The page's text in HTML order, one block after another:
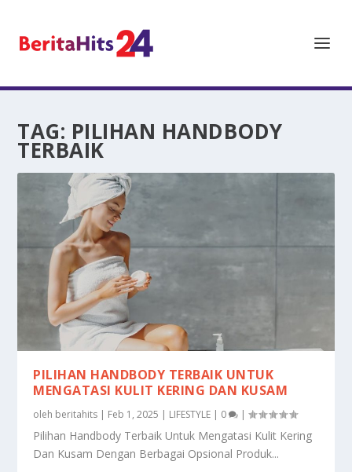
TAG: PILIHAN HANDBODY
TERBAIK
PILIHAN HANDBODY TERBAIK UNTUK
MENGATASI KULIT KERING DAN KUSAM
oleh beritahits | Feb 1, 2025 | LIFESTYLE | 0 |
Pilihan Handbody Terbaik Untuk Mengatasi Kulit Kering
Dan Kusam Dengan Berbagai Opsional Produk...